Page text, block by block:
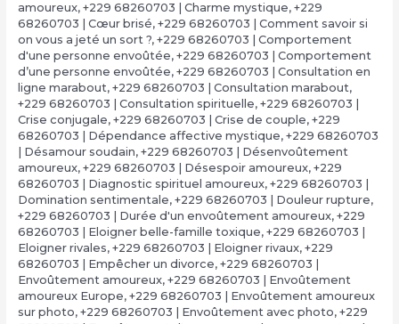
amoureux, +229 68260703 | Charme mystique, +229
68260703 | Cœur brisé, +229 68260703 | Comment savoir si
on vous a jeté un sort ?, +229 68260703 | Comportement
d'une personne envoûtée, +229 68260703 | Comportement
d’une personne envoûtée, +229 68260703 | Consultation en
ligne marabout, +229 68260703 | Consultation marabout,
+229 68260703 | Consultation spirituelle, +229 68260703 |
Crise conjugale, +229 68260703 | Crise de couple, +229
68260703 | Dépendance affective mystique, +229 68260703
| Désamour soudain, +229 68260703 | Désenvoûtement
amoureux, +229 68260703 | Désespoir amoureux, +229
68260703 | Diagnostic spirituel amoureux, +229 68260703 |
Domination sentimentale, +229 68260703 | Douleur rupture,
+229 68260703 | Durée d'un envoûtement amoureux, +229
68260703 | Eloigner belle-famille toxique, +229 68260703 |
Eloigner rivales, +229 68260703 | Eloigner rivaux, +229
68260703 | Empêcher un divorce, +229 68260703 |
Envoûtement amoureux, +229 68260703 | Envoûtement
amoureux Europe, +229 68260703 | Envoûtement amoureux
sur photo, +229 68260703 | Envoûtement avec photo, +229